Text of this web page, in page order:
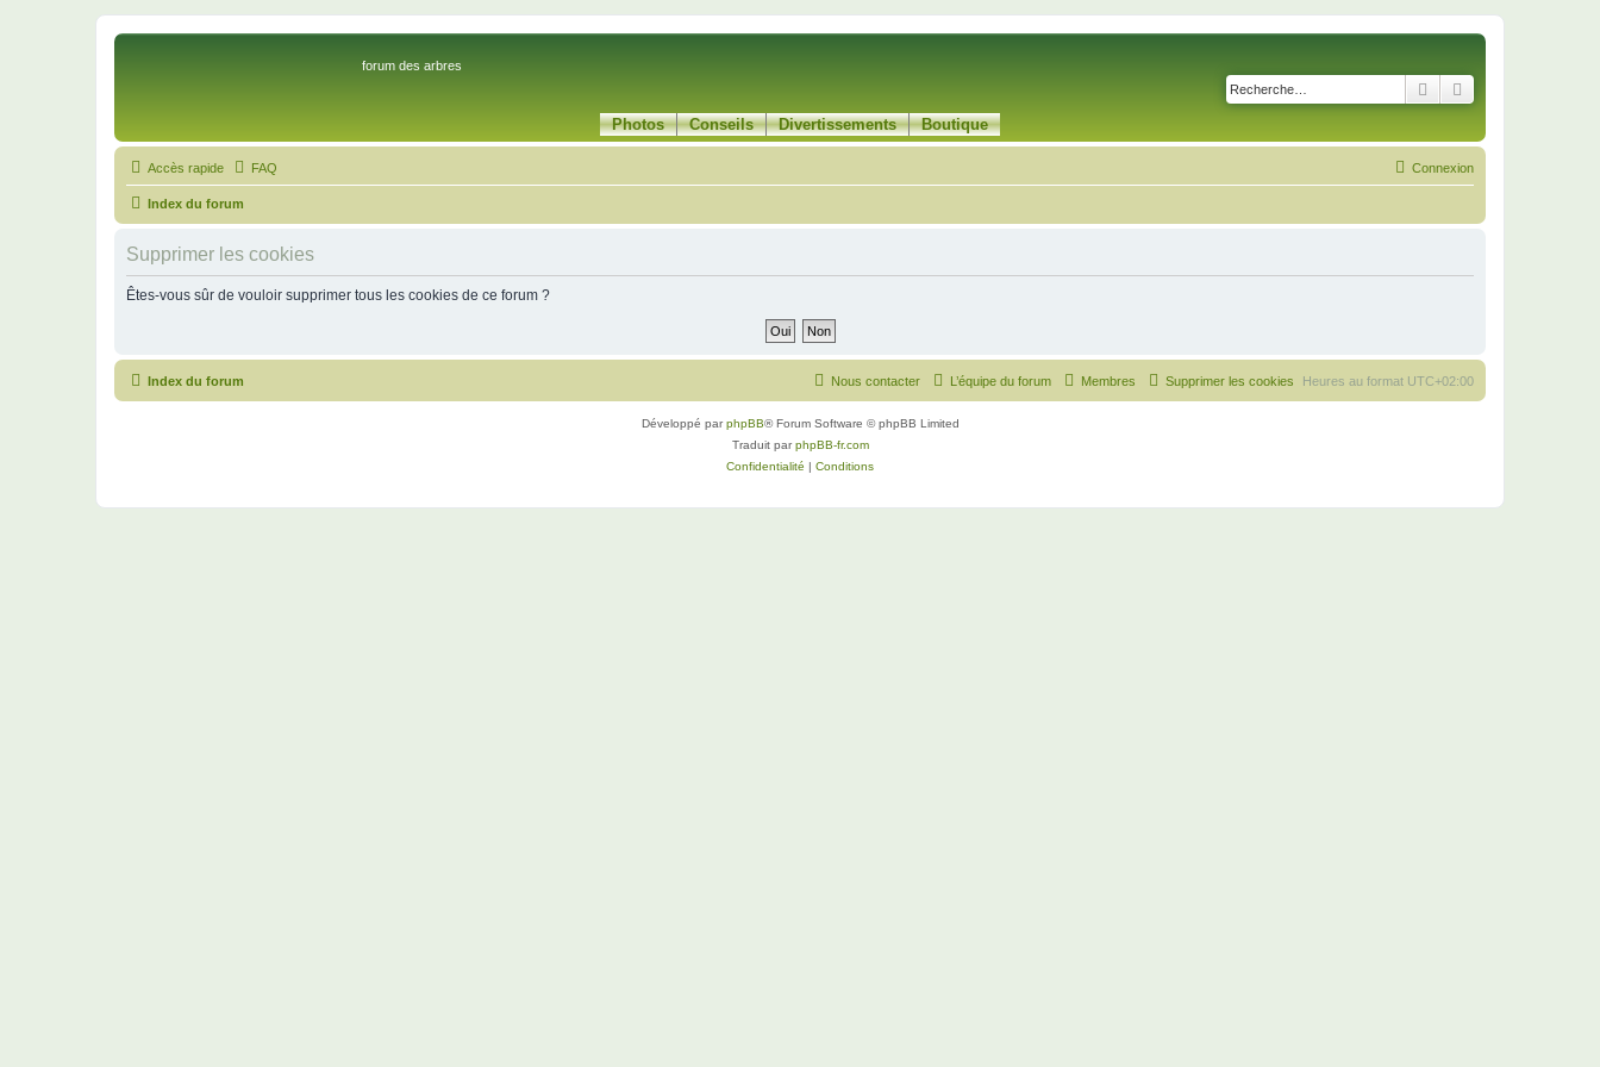
forum des arbres
Rechercher
Photos Conseils Divertissements Boutique
Accès rapide FAQ Connexion
Index du forum
Supprimer les cookies
Êtes-vous sûr de vouloir supprimer tous les cookies de ce forum ?
Index du forum Heures au format UTC+02:00
Supprimer les cookies
Membres
L’équipe du forum
Nous contacter
Développé parphpBB® Forum Software © phpBB Limited
Traduit parphpBB-fr.com
Confidentialité | Conditions